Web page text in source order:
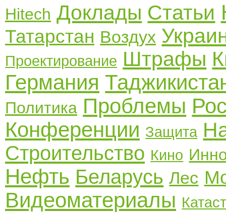
Hitech Доклады Статьи
Татарстан Воздух
Проектирование Штрафы
Германия
Политика Проблемы
Конференции Защита
Строительство Кино
Нефть Беларусь Лес
Видеоматериалы